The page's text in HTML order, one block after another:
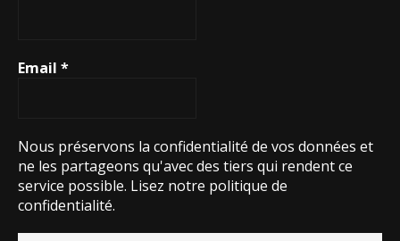
Email *
Nous préservons la confidentialité de vos données et
ne les partageons qu'avec des tiers qui rendent ce
service possible. Lisez notre politique de
confidentialité.